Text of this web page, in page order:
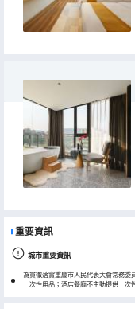
重要資訊
城市重要資訊
為貫徹落實重慶市人民代表大會常務委
一次性用品；酒店餐廳不主動提供一次